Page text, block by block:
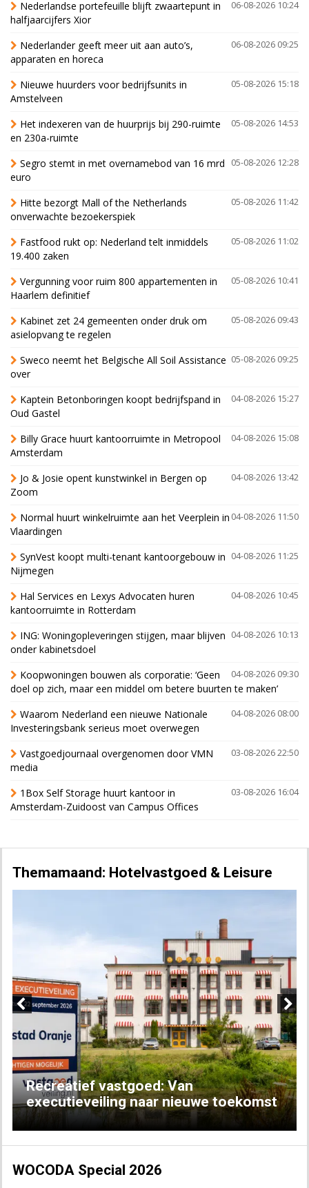
06-08-2026 10:24
Nederlandse portefeuille blijft zwaartepunt in
halfjaarcijfers Xior
06-08-2026 09:25
Nederlander geeft meer uit aan auto’s,
apparaten en horeca
05-08-2026 15:18
Nieuwe huurders voor bedrijfsunits in
Amstelveen
05-08-2026 14:53
Het indexeren van de huurprijs bij 290-ruimte
en 230a-ruimte
05-08-2026 12:28
Segro stemt in met overnamebod van 16 mrd
euro
05-08-2026 11:42
Hitte bezorgt Mall of the Netherlands
onverwachte bezoekerspiek
05-08-2026 11:02
Fastfood rukt op: Nederland telt inmiddels
19.400 zaken
05-08-2026 10:41
Vergunning voor ruim 800 appartementen in
Haarlem definitief
05-08-2026 09:43
Kabinet zet 24 gemeenten onder druk om
asielopvang te regelen
05-08-2026 09:25
Sweco neemt het Belgische All Soil Assistance
over
04-08-2026 15:27
Kaptein Betonboringen koopt bedrijfspand in
Oud Gastel
04-08-2026 15:08
Billy Grace huurt kantoorruimte in Metropool
Amsterdam
04-08-2026 13:42
Jo & Josie opent kunstwinkel in Bergen op
Zoom
04-08-2026 11:50
Normal huurt winkelruimte aan het Veerplein in
Vlaardingen
04-08-2026 11:25
SynVest koopt multi-tenant kantoorgebouw in
Nijmegen
04-08-2026 10:45
Hal Services en Lexys Advocaten huren
kantoorruimte in Rotterdam
04-08-2026 10:13
ING: Woningopleveringen stijgen, maar blijven
onder kabinetsdoel
04-08-2026 09:30
Koopwoningen bouwen als corporatie: ‘Geen
doel op zich, maar een middel om betere buurten te maken’
04-08-2026 08:00
Waarom Nederland een nieuwe Nationale
Investeringsbank serieus moet overwegen
03-08-2026 22:50
Vastgoedjournaal overgenomen door VMN
media
03-08-2026 16:04
1Box Self Storage huurt kantoor in
Amsterdam-Zuidoost van Campus Offices
Themamaand: Hotelvastgoed & Leisure
Recreatief vastgoed: Van
executieveiling naar nieuwe toekomst
Next
WOCODA Special 2026